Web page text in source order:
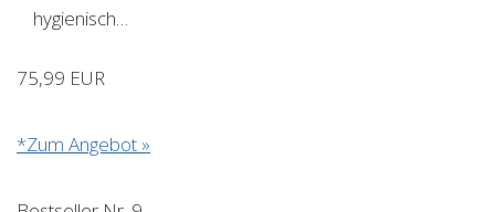
hygienisch…
75,99 EUR
*Zum Angebot »